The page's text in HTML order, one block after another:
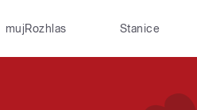
mujRozhlas Stanice